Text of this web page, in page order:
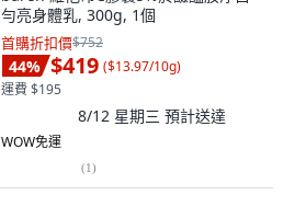
勻亮身體乳, 300g, 1個
首購折扣價$752
44% $419 ($13.97/10g)
運費 $195
8/12 星期三 預計送達
WOW免運
(1)